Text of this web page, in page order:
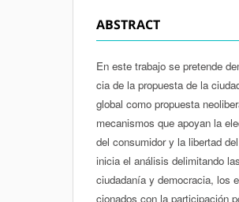
ABSTRACT
En este trabajo se pretende
cia de la propuesta de la
global como propuesta
mecanismos que apoyan la
del consumidor y la libertad
inicia el análisis delimitando
ciudadanía y democracia, los
cionados con la participación